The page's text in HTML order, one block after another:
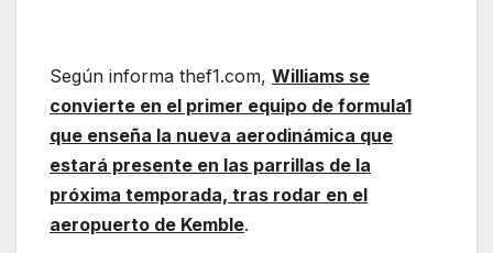
Según informa thef1.com, Williams se
convierte en el primer equipo de formula1
que enseña la nueva aerodinámica que
estará presente en las parrillas de la
próxima temporada, tras rodar en el
aeropuerto de Kemble.